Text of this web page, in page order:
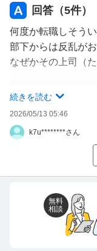
回答（5件）
何度か転職しそう
部下からは反乱が
なぜかその上司（
まあ 経営者なり幹
かったとなるんで
意地でもそうはさ
続きを読む
2026/05/13 05:46
k7u********さん
無料
相談